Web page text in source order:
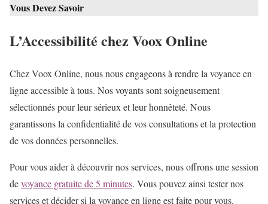
Vous Devez Savoir
L’Accessibilité chez Voox Online
Chez Voox Online, nous nous engageons à rendre la voyance en
ligne accessible à tous. Nos voyants sont soigneusement
sélectionnés pour leur sérieux et leur honnêteté. Nous
garantissons la confidentialité de vos consultations et la protection
de vos données personnelles.
Pour vous aider à découvrir nos services, nous offrons une session
devoyance gratuite de 5 minutes. Vous pouvez ainsi tester nos
services et décider si la voyance en ligne est faite pour vous.